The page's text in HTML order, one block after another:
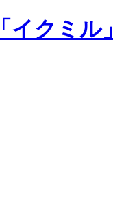
クミル」